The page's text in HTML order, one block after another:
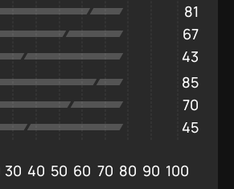
81
67
43
85
70
45
30 40 50 60 70 80 90 100